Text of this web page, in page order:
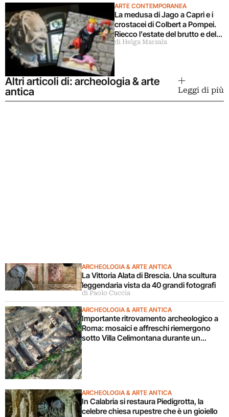
ARTE CONTEMPORANEA
La medusa di Jago a Capri e i
crostacei di Colbert a Pompei.
Riecco l’estate del brutto e del
banale
di Helga Marsala
Altri articoli di: archeologia & arte
antica
Leggi di più
ARCHEOLOGIA & ARTE ANTICA
La Vittoria Alata di Brescia. Una scultura
leggendaria vista da 40 grandi fotografi
di Paolo Cuccia
ARCHEOLOGIA & ARTE ANTICA
Importante ritrovamento archeologico a
Roma: mosaici e affreschi riemergono
sotto Villa Celimontana durante un
ARCHEOLOGIA & ARTE ANTICA
In Calabria si restaura Piedigrotta, la
celebre chiesa rupestre che è un gioiello